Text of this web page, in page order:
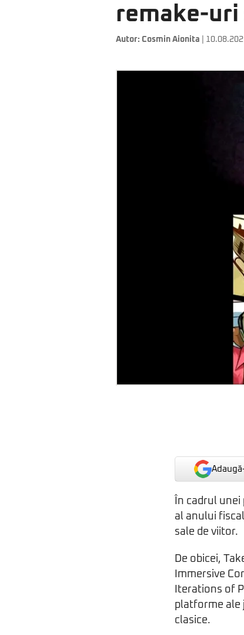
remake-
Autor: Cosmin Aionita |
În cadrul
al anului
sale de viitor.
De obicei,
Immersive
Iterations of
platforme ale
clasice.